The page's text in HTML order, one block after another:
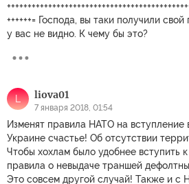
++++++= Господа, вы таки получили
у вас не видно. К чему бы это?
L liova01
7 января 2018, 01:54
Изменят правила НАТО на вступление
Украине счастье! Об отсутствии
Чтобы хохлам было удобнее вступить
правила о невыдаче траншей
Это совсем другой случай! Также и с